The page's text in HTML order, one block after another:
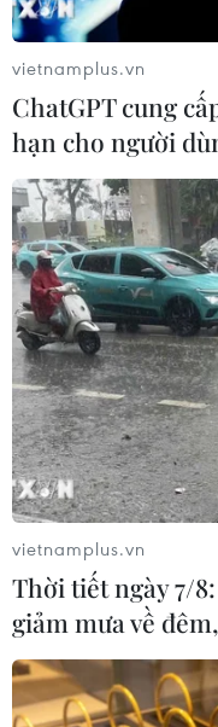
Xét chức danh
sơ không đạt tiêu
03/09/2019 11:42
Năm 2019, có 725
giáo sư, phó giáo sư.
giáo sư nhà nước
đồng phải xem xét kỹ
Năm 2019, Việt
vietnamplus.vn
ChatGPT cung
hạn cho người
vietnamplus.vn
Thời tiết ngày 7/
giảm mưa về